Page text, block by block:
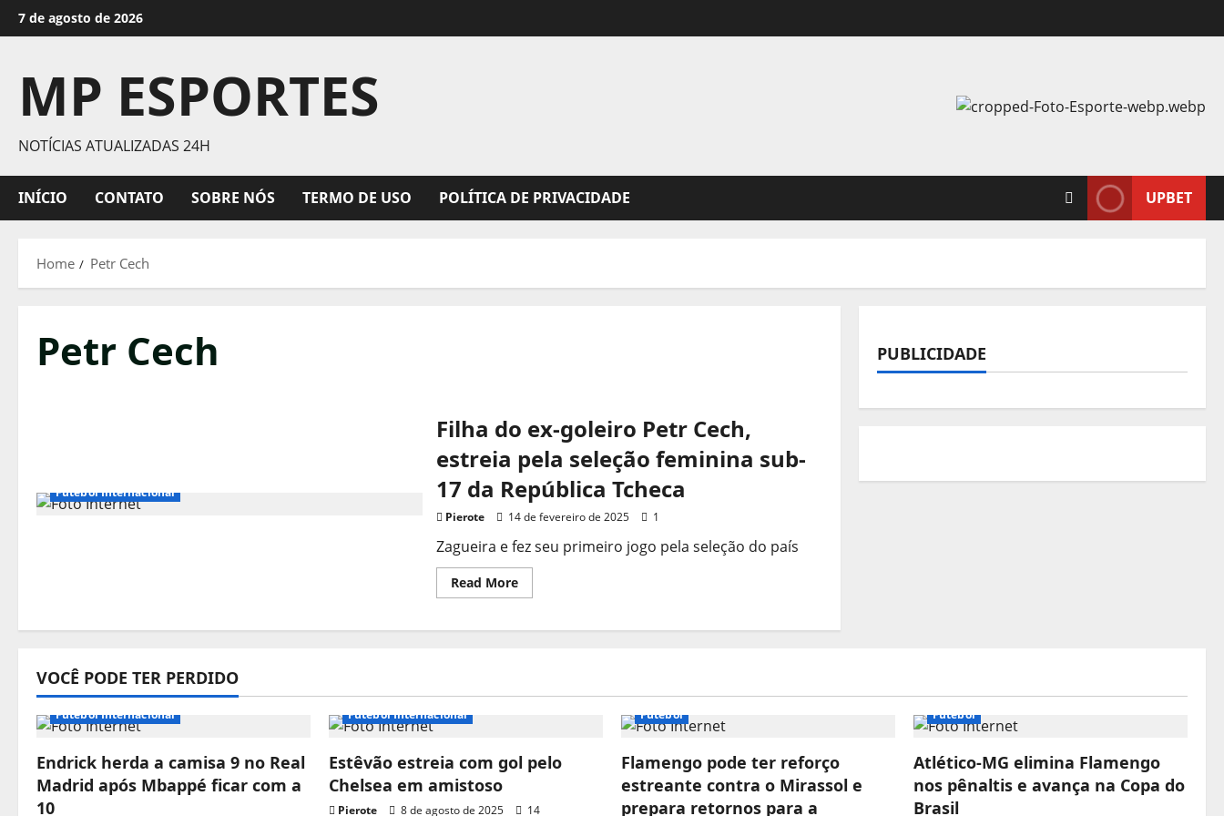
Skip
to
7 de agosto de 2026
MP ESPORTES
NOTÍCIAS ATUALIZADAS 24H
INÍCIO CONTATO SOBRE NÓS TERMO DE USO POLÍTICA DE PRIVACIDADE UPBET
Home Petr Cech
Petr Cech
Futebol Internacional
Filha do ex-goleiro Petr Cech,
estreia pela seleção feminina sub-
17 da República Tcheca
Pierote 14 de fevereiro de 2025 1
Zagueira e fez seu primeiro jogo pela seleção do país
Read MoreRead
more
do
estreia
17
da
PUBLICIDADE
VOCÊ PODE TER PERDIDO
Futebol Internacional
Endrick herda a camisa 9 no Real
Madrid após Mbappé ficar com a
10
Futebol Internacional
Estêvão estreia com gol pelo
Chelsea em amistoso
Pierote 8 de agosto de 2025 14
Futebol
Flamengo pode ter reforço
estreante contra o Mirassol e
prepara retornos para a
Futebol
Atlético-MG elimina Flamengo
nos pênaltis e avança na Copa do
Brasil